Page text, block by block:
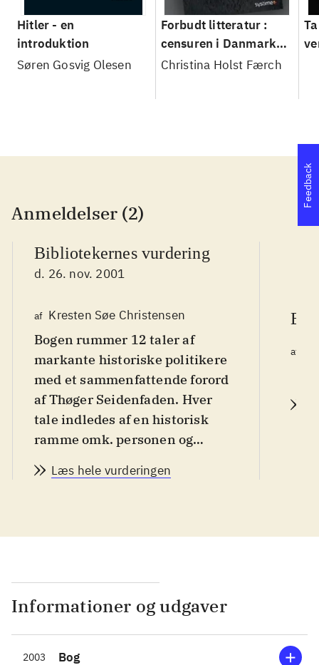
Hitler - en
introduktion
Søren Gosvig Olesen
Forbudt litteratur :
censuren i Danmark
fra enevælde til
Christina Holst Færch
Anmeldelser (2)
Bibliotekernes vurdering
d. 26. nov. 2001
af Kresten Søe Christensen
Bogen rummer 12 taler af
markante historiske politikere
med et sammenfattende forord
af Thøger Seidenfaden. Hver
tale indledes af en historisk
ramme omk. personen og
med forklarende noter. Tema er
en række programerklæringer
Franco, Churchill og de Gaulle
til Thatcher og Václav Havel i
1996. Også J.O. Krags EF-tale i
1972 er der blevet plads til.
Umiddelbart kan det være
Læs hele vurderingen
af
Informationer og udgaver
2003 Bog
Feedback